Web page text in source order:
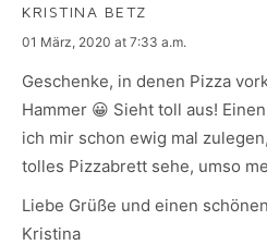
KRISTINA BETZ
says:
01 März, 2020 at 7:33 a.m.
Geschenke, in denen Pizza
Hammer 😀 Sieht toll aus!
ich mir schon ewig mal
tolles Pizzabrett sehe, umso
Liebe Grüße und einen
Kristina